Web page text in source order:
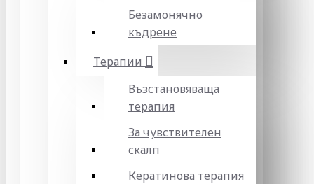
Безамонячно
къдрене
Терапии
Възстановяваща
терапия
За чувствителен
скалп
Кератинова терапия